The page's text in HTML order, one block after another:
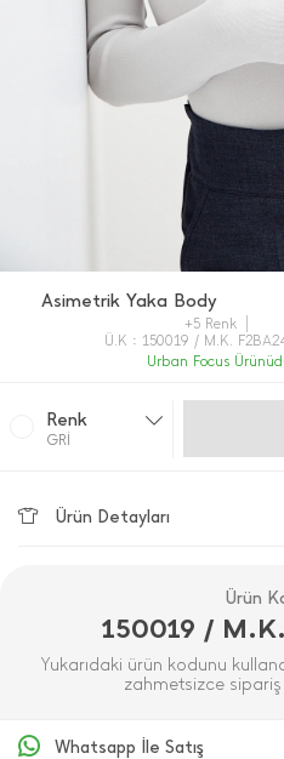
Asimetrik Yaka Body
+5 Renk
Ü.K : 150019 / M.K.
Urban Focus
Renk
GRİ
Ürün Detayları
Ürün
150019 /
Yukarıdaki ürün kodunu
zahmetsizce
Whatsapp İle Satış